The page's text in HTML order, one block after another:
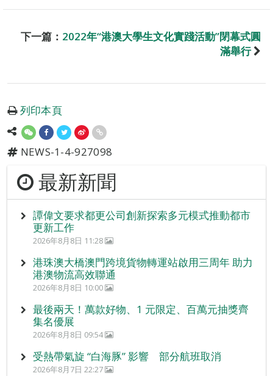
下一篇： 2022年“港澳大學生文化實踐活動”閉幕式圓
滿舉行
列印本頁
NEWS-1-4-927098
最新新聞
譚偉文要求都更公司創新探索多元模式推動都市
更新工作
2026年8月8日 11:28
港珠澳大橋澳門跨境貨物轉運站啟用三周年 助力
港澳物流高效聯通
2026年8月8日 10:00
最後兩天！萬款好物、1 元限定、百萬元抽獎齊
集名優展
2026年8月8日 09:54
受熱帶氣旋 “白海豚” 影響 部分航班取消
2026年8月7日 22:27